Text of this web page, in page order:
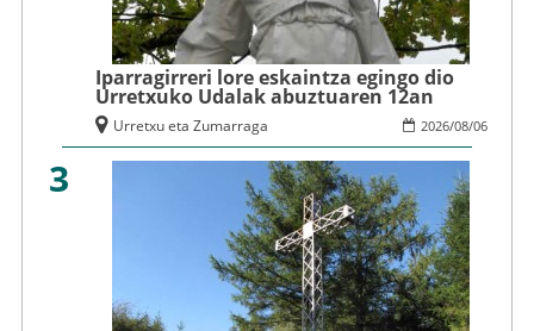
Iparragirreri lore eskaintza egingo dio
Urretxuko Udalak abuztuaren 12an
2026/08/06
Urretxu eta Zumarraga
3